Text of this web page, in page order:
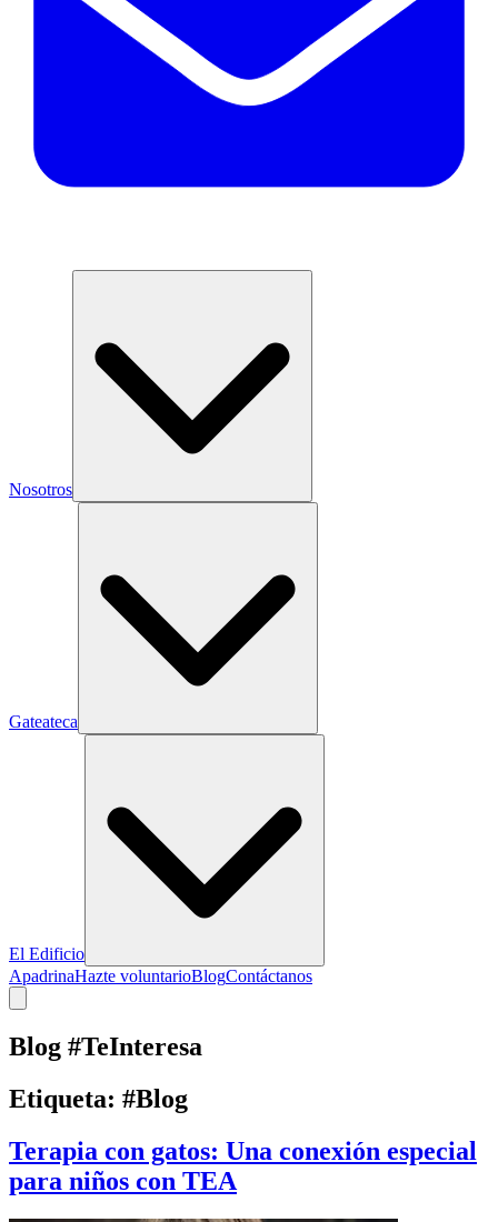
Nosotros
Gateateca
El Edificio
ApadrinaHazte voluntarioBlogContáctanos
Blog #TeInteresa
Etiqueta: #Blog
Terapia con gatos: Una conexión especial
para niños con TEA